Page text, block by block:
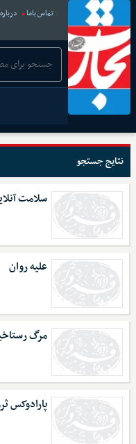
تماس باما
نتایج جستجو
سلامت
علیه روان
مرگ
پارادوکس